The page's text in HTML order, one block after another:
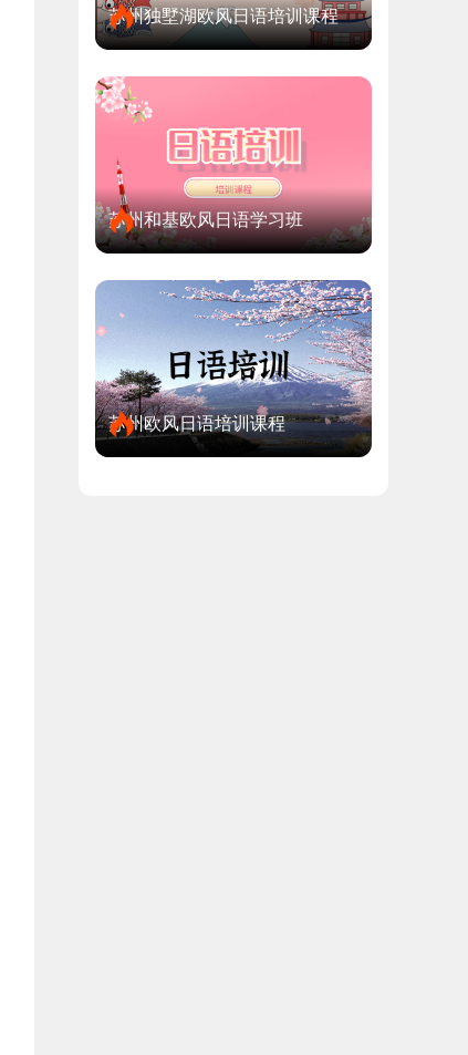
苏州独墅湖欧风日语培训课程
苏州和基欧风日语学习班
苏州欧风日语培训课程